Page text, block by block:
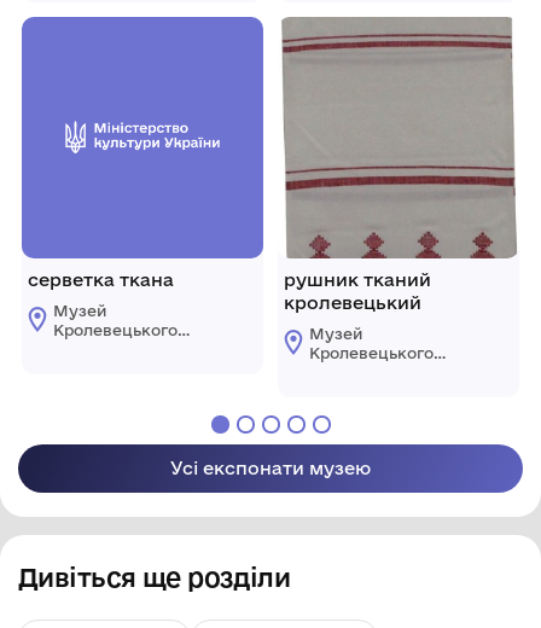
міської ради
серветка ткана
Музей
Кролевецького
міської ради
рушник тканий
кролевецький
Музей
Кролевецького
Усі експонати музею
Дивіться ще розділи